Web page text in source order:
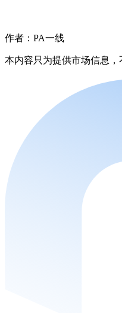
作者：PA一线
本内容只为提供市场信息，